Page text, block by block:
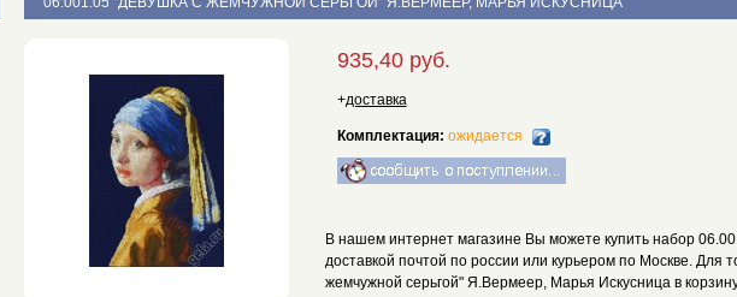
935,40 руб.
+доставка
Комплектация: ожидается
В нашем интернет магазине Вы можете купить набор
доставкой почтой по россии или курьером по Москве. Для
жемчужной серьгой" Я.Вермеер, Марья Искусница в